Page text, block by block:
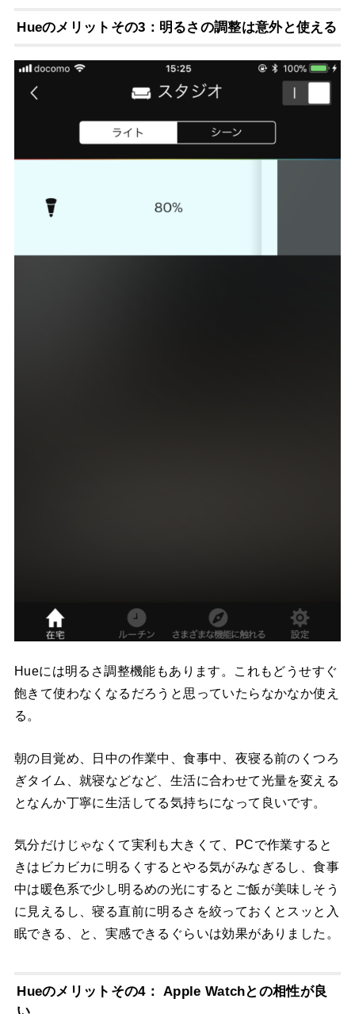
Hueのメリットその3：明るさの調整は意外と使える
Hueには明るさ調整機能もあります。これもどうせすぐ
飽きて使わなくなるだろうと思っていたらなかなか使え
る。
朝の目覚め、日中の作業中、食事中、夜寝る前のくつろ
ぎタイム、就寝などなど、生活に合わせて光量を変える
となんか丁寧に生活してる気持ちになって良いです。
気分だけじゃなくて実利も大きくて、PCで作業すると
きはビカビカに明るくするとやる気がみなぎるし、食事
中は暖色系で少し明るめの光にするとご飯が美味しそう
に見えるし、寝る直前に明るさを絞っておくとスッと入
眠できる、と、実感できるぐらいは効果がありました。
Hueのメリットその4： Apple Watchとの相性が良